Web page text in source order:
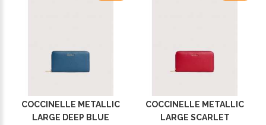
COCCINELLE METALLIC
LARGE DEEP BLUE
COCCINELLE METALLIC
LARGE SCARLET